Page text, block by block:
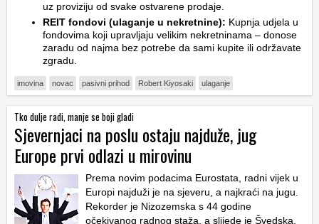
uz proviziju od svake ostvarene prodaje.
REIT fondovi (ulaganje u nekretnine): Kupnja udjela u
fondovima koji upravljaju velikim nekretninama – donose
zaradu od najma bez potrebe da sami kupite ili održavate
zgradu.
imovina novac pasivni prihod Robert Kiyosaki ulaganje
Tko dulje radi, manje se boji gladi
Sjevernjaci na poslu ostaju najduže, jug
Europe prvi odlazi u mirovinu
Prema novim podacima Eurostata, radni vijek u
Europi najduži je na sjeveru, a najkraći na jugu.
Rekorder je Nizozemska s 44 godine
očekivanog radnog staža, a slijede je Švedska,